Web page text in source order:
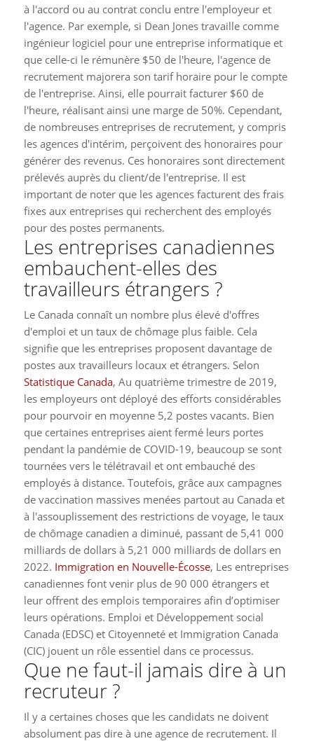
à l'accord ou au contrat conclu entre l'employeur et
l'agence. Par exemple, si Dean Jones travaille comme
ingénieur logiciel pour une entreprise informatique et
que celle-ci le rémunère $50 de l'heure, l'agence de
recrutement majorera son tarif horaire pour le compte
de l'entreprise. Ainsi, elle pourrait facturer $60 de
l'heure, réalisant ainsi une marge de 50%. Cependant,
de nombreuses entreprises de recrutement, y compris
les agences d'intérim, perçoivent des honoraires pour
générer des revenus. Ces honoraires sont directement
prélevés auprès du client/de l'entreprise. Il est
important de noter que les agences facturent des frais
fixes aux entreprises qui recherchent des employés
pour des postes permanents.
Les entreprises canadiennes
embauchent-elles des
travailleurs étrangers ?
Le Canada connaît un nombre plus élevé d'offres
d'emploi et un taux de chômage plus faible. Cela
signifie que les entreprises proposent davantage de
postes aux travailleurs locaux et étrangers. Selon
Statistique Canada, Au quatrième trimestre de 2019,
les employeurs ont déployé des efforts considérables
pour pourvoir en moyenne 5,2 postes vacants. Bien
que certaines entreprises aient fermé leurs portes
pendant la pandémie de COVID-19, beaucoup se sont
tournées vers le télétravail et ont embauché des
employés à distance. Toutefois, grâce aux campagnes
de vaccination massives menées partout au Canada et
à l'assouplissement des restrictions de voyage, le taux
de chômage canadien a diminué, passant de 5,41 000
milliards de dollars à 5,21 000 milliards de dollars en
2022. Immigration en Nouvelle-Écosse, Les entreprises
canadiennes font venir plus de 90 000 étrangers et
leur offrent des emplois temporaires afin d’optimiser
leurs opérations. Emploi et Développement social
Canada (EDSC) et Citoyenneté et Immigration Canada
(CIC) jouent un rôle essentiel dans ce processus.
Que ne faut-il jamais dire à un
recruteur ?
Il y a certaines choses que les candidats ne doivent
absolument pas dire à une agence de recrutement. Il